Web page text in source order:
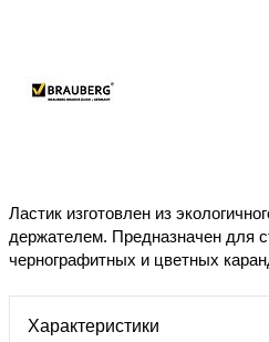
Уже купили
Ластик изготовлен из
держателем. Предназначен для
чернографитных и цветных
Характеристики